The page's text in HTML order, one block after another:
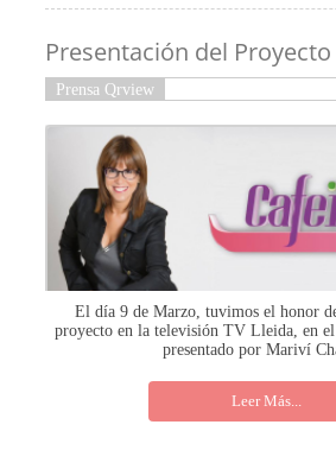
Presentación del Proyecto
Prensa Qrview
El día 9 de Marzo, tuvimos el honor
proyecto en la televisión TV Lleida, en
presentado por Mariví
Leer Más...